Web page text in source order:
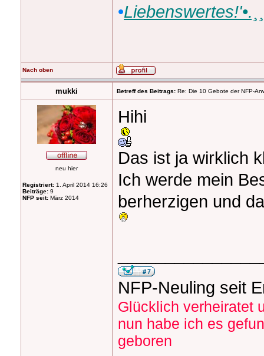
•
Nach oben
mukki Betreff des Beitrags: Re: Die 10 Gebote der NFP-
neu hier
Registriert: 1. April 2014 16:26
Beiträge: 9
NFP seit: März 2014
Hihi
Das ist ja wirklich
Ich werde mein
berherzigen und
NFP-Neuling seit
Glücklich verheiratet
nun habe ich es
geboren